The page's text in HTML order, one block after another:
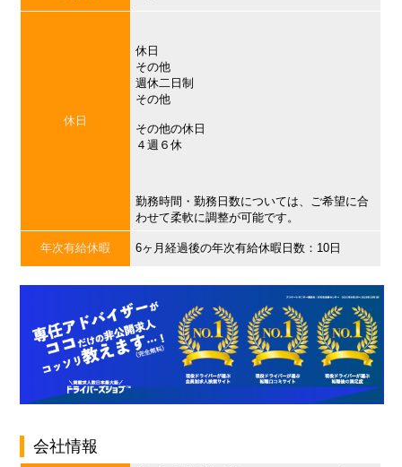
休日
休日
その他
週休二日制
その他
その他の休日
４週６休
勤務時間・勤務日数については、ご希望に合
わせて柔軟に調整が可能です。
年次有給休暇 6ヶ月経過後の年次有給休暇日数：10日
会社情報